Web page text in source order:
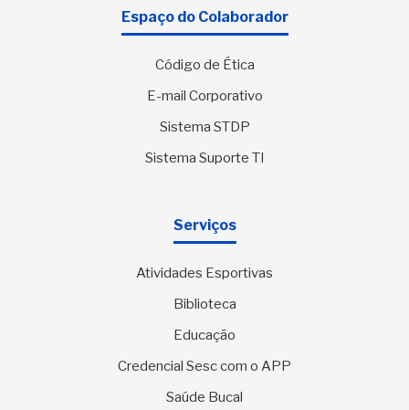
Espaço do Colaborador
Código de Ética
E-mail Corporativo
Sistema STDP
Sistema Suporte TI
Serviços
Atividades Esportivas
Biblioteca
Educação
Credencial Sesc com o APP
Saúde Bucal